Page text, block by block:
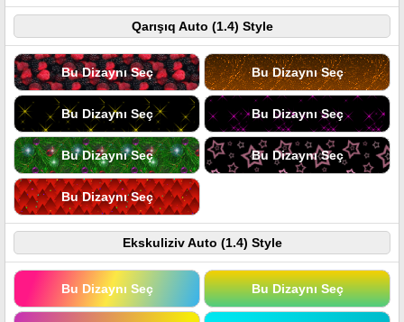
Qarışıq Auto (1.4) Style
Bu Dizaynı Seç Bu Dizaynı Seç
Bu Dizaynı Seç Bu Dizaynı Seç
Bu Dizaynı Seç Bu Dizaynı Seç
Bu Dizaynı Seç
Ekskuliziv Auto (1.4) Style
Bu Dizaynı Seç Bu Dizaynı Seç